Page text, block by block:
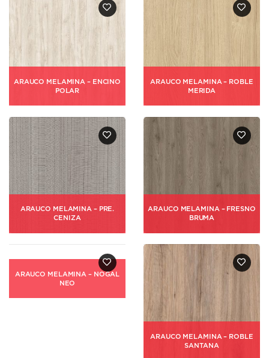
ARAUCO MELAMINA – ENCINO
POLAR
ARAUCO MELAMINA – ROBLE
MERIDA
ARAUCO MELAMINA – PRE.
CENIZA
ARAUCO MELAMINA – FRESNO
BRUMA
ARAUCO MELAMINA – NOGAL
NEO
ARAUCO MELAMINA – ROBLE
SANTANA